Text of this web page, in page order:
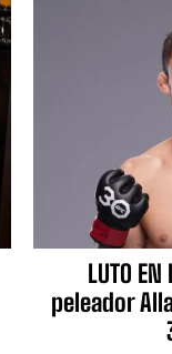
LUTO
peleador